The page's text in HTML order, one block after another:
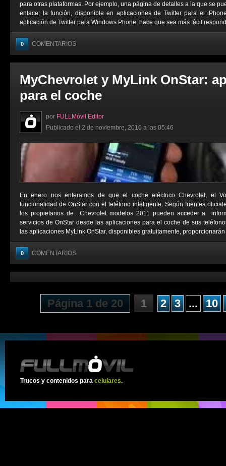
para otras plataformas. Por ejemplo, una página de detalles a la que se
enlace; la función, disponible en aplicaciones de Twitter para el
aplicación de Twitter para Windows Phone, hace que sea más fácil
0 COMENTARIOS
MyChevrolet y MyLink OnStar:
para el coche
por FULLMóvil Editor
Publicado el 2 de noviembre, 2010 a las 05:46
En enero nos enteramos de que el coche eléctrico Chevrolet, el
funcionalidad de OnStar con el teléfono inteligente. Según fuentes
los propietarios de Chevrolet modelos 2011 pueden acceder a
servicios de OnStar desde las aplicaciones para el coche de sus
las aplicaciones MyLink OnStar, disponibles gratuitamente, proporcionarán
0 COMENTARIOS
Página 1 de 20 1 2 3 ... 10
Trucos y contenidos para celulares.